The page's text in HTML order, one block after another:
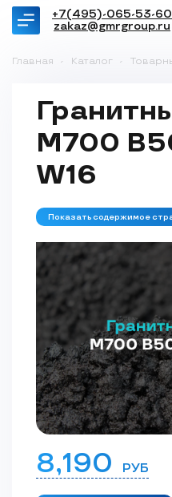
+7(495)-065-53-60
zakaz@gmrgroup.ru
Главная - Каталог -
М700
W16
Показать содержимое
8,190 РУБ